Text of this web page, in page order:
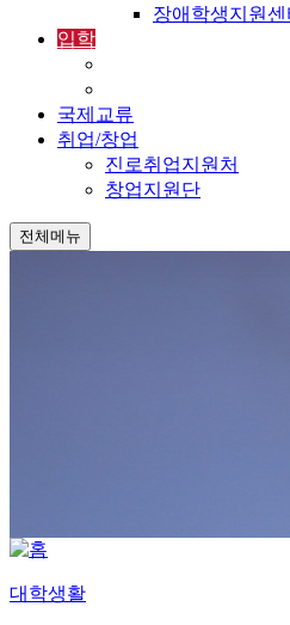
장애학생지원센
입학
국제교류
취업/창업
진로취업지원처
창업지원단
전체메뉴
대학생활